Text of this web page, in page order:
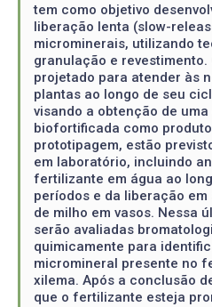
tem como objetivo
liberação lenta (slow-
microminerais, utilizando
granulação e
projetado para atender às
plantas ao longo de seu
visando a obtenção de
biofortificada como
prototipagem, estão
em laboratório, incluindo
fertilizante em água ao
períodos e da liberação
de milho em vasos. Nessa
serão avaliadas
quimicamente para
micromineral presente no
xilema. Após a conclusão
que o fertilizante esteja